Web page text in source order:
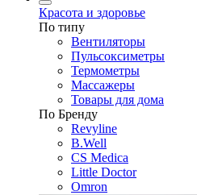
Красота и здоровье
По типу
Вентиляторы
Пульсоксиметры
Термометры
Массажеры
Товары для дома
По Бренду
Revyline
B.Well
CS Medica
Little Doctor
Omron